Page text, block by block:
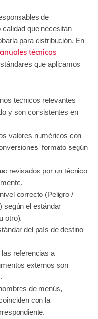
de
que necesitan
para distribución. En
técnicos
que aplicamos
técnicos relevantes
y son consistentes en
valores numéricos con
formato según
: revisados por un técnico
correcto (Peligro /
según el estándar
otro).
del país de destino
las referencias a
externos son
de menús,
con la